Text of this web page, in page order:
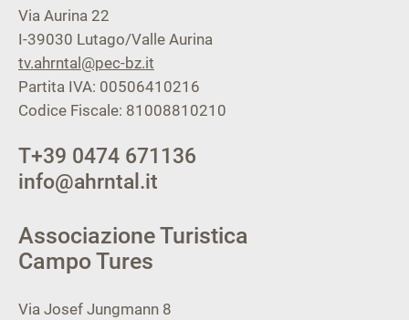
Via Aurina 22
I-39030 Lutago/Valle Aurina
tv.ahrntal@pec-bz.it
Partita IVA: 00506410216
Codice Fiscale: 81008810210
T+39 0474 671136
info@ahrntal.it
Associazione Turistica
Campo Tures
Via Josef Jungmann 8